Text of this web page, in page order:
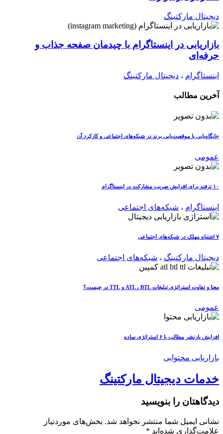
دیجیتال مارکتینگ
بازاریابی در اینستاگرام با چیدمان صفحه جذاب و
حرفه‌ای
اینستاگرام ، دیجیتال مارکتینگ
آخرین مطالب
جایگاه‌یابی یا موقعیت‌یابی برند در شبکه‌های اجتماعی و کارکرد آن
عمومی
۱۰ ترفند برای افزایش ضریب مشارکت در اینستاگرام
اینستاگرام ، شبکه‌های اجتماعی
۷ اشتباه مهلک در شبکه‌های اجتماعی
دیجیتال مارکتینگ ، شبکه‌های اجتماعی
معنا و تفاوت استراتژی تبلیغات ATL ، BTL و TTL در چیست؟
عمومی
افزایش بازنشر مطالب با ۶ استراتژی ساده
بازاریابی محتوایی
خدمات دیجیتال مارکتینگ
دیدگاهتان را بنویسید
نشانی ایمیل شما منتشر نخواهد شد. بخش‌های موردنیاز
علامت‌گذاری شده‌اند *